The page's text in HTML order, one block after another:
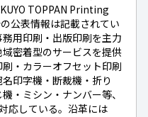
TOPPAN Printing
公表情報は記載されてい
用印刷・出版印刷を主力
密着型のサービスを提供
・カラーオフセット印刷
印字機・断裁機・折り
・ミシン・ナンバー等、
応している。沿革には